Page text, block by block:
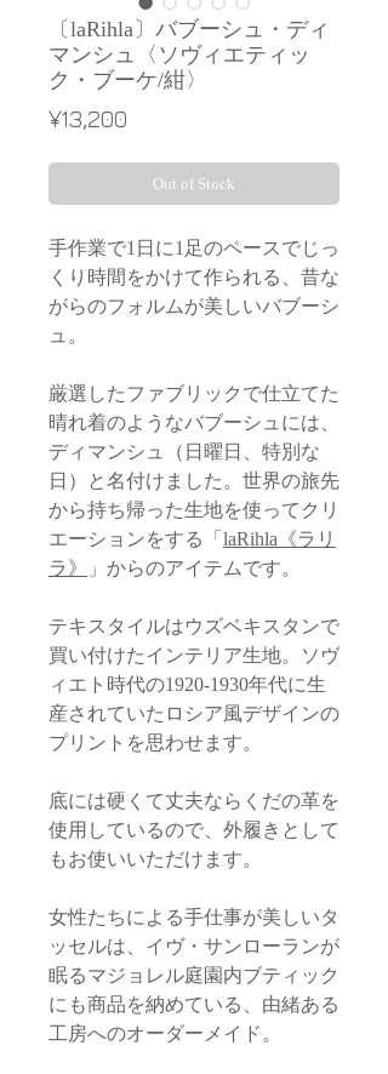
〔laRihla〕バブーシュ・ディ
マンシュ〈ソヴィエティッ
ク・ブーケ/紺〉
¥13,200
Out of Stock
手作業で1日に1足のペースでじっ
くり時間をかけて作られる、昔な
がらのフォルムが美しいバブーシ
ュ。
厳選したファブリックで仕立てた
晴れ着のようなバブーシュには、
ディマンシュ（日曜日、特別な
日）と名付けました。世界の旅先
から持ち帰った生地を使ってクリ
エーションをする「 laRihla《ラリ
ラ》
」からのアイテムです。
テキスタイルはウズベキスタンで
買い付けたインテリア生地。ソヴ
ィエト時代の1920-1930年代に生
産されていたロシア風デザインの
プリントを思わせます。
底には硬くて丈夫ならくだの革を
使用しているので、外履きとして
もお使いいただけます。
女性たちによる手仕事が美しいタ
ッセルは、イヴ・サンローランが
眠るマジョレル庭園内ブティック
にも商品を納めている、由緒ある
工房へのオーダーメイド。